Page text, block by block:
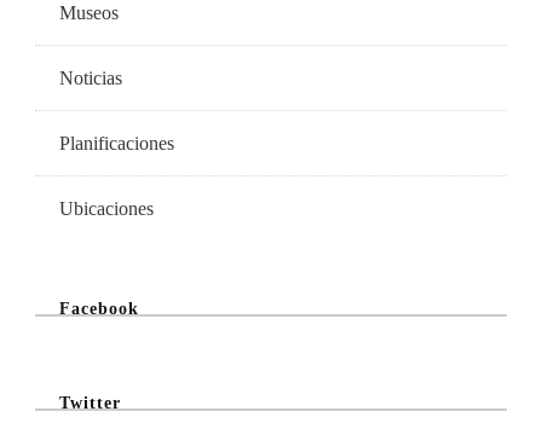
Museos
Noticias
Planificaciones
Ubicaciones
Facebook
Twitter